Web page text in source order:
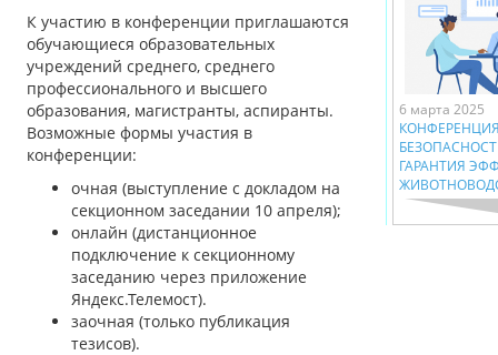
К участию в конференции приглашаются
обучающиеся образовательных
учреждений среднего, среднего
профессионального и высшего
образования, магистранты, аспиранты.
Возможные формы участия в
конференции:
очная (выступление с докладом на
секционном заседании 10 апреля);
онлайн (дистанционное
подключение к секционному
заседанию через приложение
Яндекс.Телемост).
заочная (только публикация
тезисов).
6 марта 2025
ГАРАНТИЯ